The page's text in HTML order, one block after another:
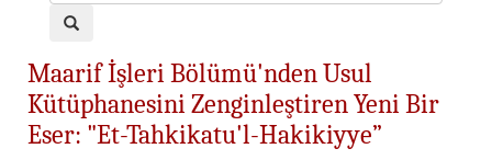
Maarif İşleri Bölümü'nden Usul
Kütüphanesini Zenginleştiren Yeni Bir
Eser: "Et-Tahkikatu'l-Hakikiyye”